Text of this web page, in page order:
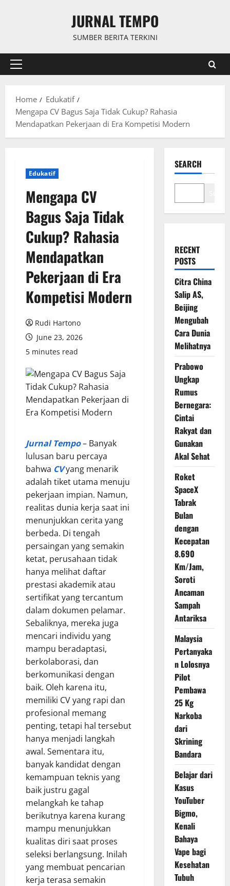
JURNAL TEMPO
SUMBER BERITA TERKINI
Primary
Home
Edukatif
Mengapa CV Bagus Saja Tidak Cukup? Rahasia
Mendapatkan Pekerjaan di Era Kompetisi Modern
Edukatif
Mengapa CV
Bagus Saja Tidak
Cukup? Rahasia
Mendapatkan
Pekerjaan di Era
Kompetisi Modern
Rudi Hartono
June 23, 2026
5 minutes read
Jurnal Tempo– Banyak
lulusan baru percaya
bahwa CVyang menarik
adalah tiket utama menuju
pekerjaan impian. Namun,
realitas dunia kerja saat ini
menunjukkan cerita yang
berbeda. Di tengah
persaingan yang semakin
ketat, perusahaan tidak
hanya melihat daftar
prestasi akademik atau
sertifikat yang tercantum
dalam dokumen pelamar.
Sebaliknya, mereka juga
mencari individu yang
mampu beradaptasi,
berkolaborasi, dan
berkomunikasi dengan
baik. Oleh karena itu,
memiliki CV yang rapi dan
profesional memang
penting, tetapi hal tersebut
hanya menjadi langkah
awal. Sementara itu,
banyak kandidat dengan
kemampuan teknis yang
baik justru gagal
melangkah ke tahap
berikutnya karena kurang
mampu menunjukkan
kualitas diri saat proses
seleksi berlangsung. Inilah
yang membuat pencarian
kerja terasa semakin
SEARCH
RECENT
POSTS
Citra China
Salip AS,
Beijing
Mengubah
Cara Dunia
Melihatnya
Prabowo
Ungkap
Rumus
Bernegara:
Cintai
Rakyat dan
Gunakan
Akal Sehat
Roket
SpaceX
Tabrak
Bulan
dengan
Kecepatan
8.690
Km/Jam,
Soroti
Ancaman
Sampah
Antariksa
Malaysia
Pertanyaka
n Lolosnya
Pilot
Pembawa
25 Kg
Narkoba
dari
Skrining
Bandara
Belajar dari
Kasus
YouTuber
Bigmo,
Kenali
Bahaya
Vape bagi
Kesehatan
Tubuh